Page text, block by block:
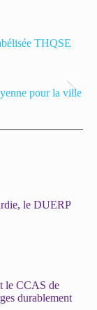
THQSE
pour la ville
le DUERP
le CCAS de
durablement